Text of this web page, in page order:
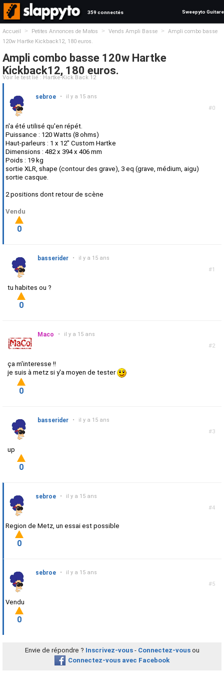
359 connectés Sweepyto Guitare
Accueil > Petites Annonces de Matos > Vends Ampli Basse >
Ampli combo basse
120w Hartke Kickback12, 180 euros.
Ampli combo basse 120w Hartke
Kickback12, 180 euros.
Voir le test lié : Hartke-Kick Back 12
#0
sebroe • il y a 15 ans
n'a été utilisé qu'en répét.
Puissance : 120 Watts (8 ohms)
Haut-parleurs : 1 x 12" Custom Hartke
Dimensions : 482 x 394 x 406 mm
Poids : 19 kg
sortie XLR, shape (contour des grave), 3 eq (grave, médium, aigu)
sortie casque.
2 positions dont retour de scène
Vendu
0
#1
basserider • il y a 15 ans
tu habites ou ?
0
#2
Maco • il y a 15 ans
ça m'interesse !!
je suis à metz si y'a moyen de tester
0
#3
basserider • il y a 15 ans
up
0
#4
sebroe • il y a 15 ans
Region de Metz, un essai est possible
0
#5
sebroe • il y a 15 ans
Vendu
0
Envie de répondre ? Inscrivez-vous- Connectez-vousou
Connectez-vous avec Facebook